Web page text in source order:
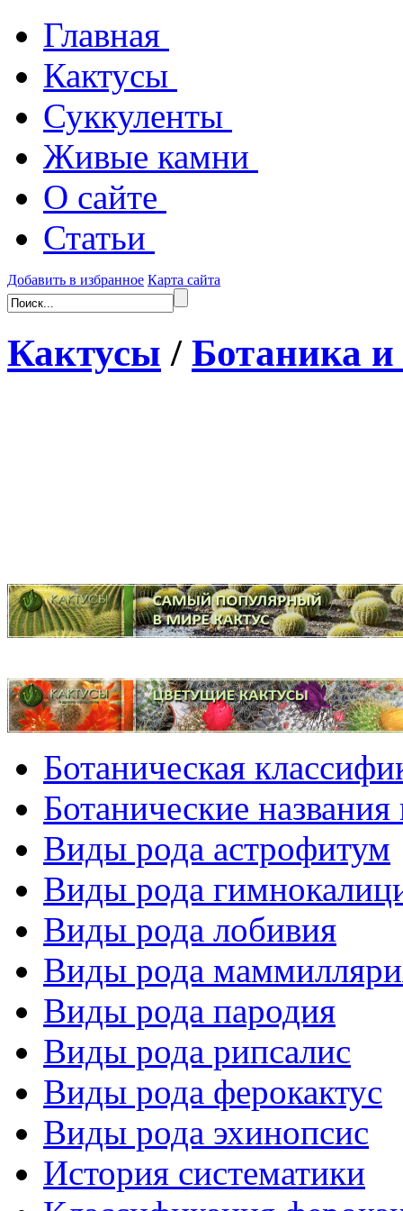
Главная
Кактусы
Суккуленты
Живые камни
О сайте
Статьи
Добавить в избранное Карта сайта
Кактусы / Ботаника и
Ботаническая
Ботанические названия
Виды рода астрофитум
Виды рода
Виды рода лобивия
Виды рода
Виды рода пародия
Виды рода рипсалис
Виды рода ферокактус
Виды рода эхинопсис
История систематики